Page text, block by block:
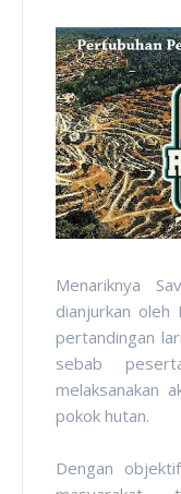
Menariknya
dianjurkan oleh
pertandingan
sebab
melaksanakan
pokok hutan.
Dengan